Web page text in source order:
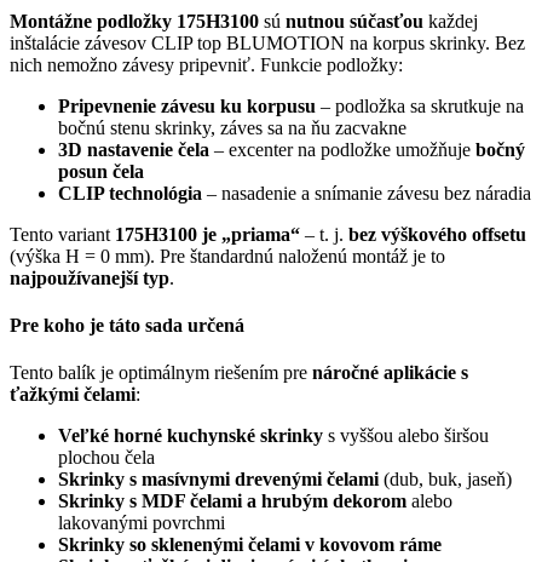
Montážne podložky 175H3100 sú nutnou súčasťou každej
inštalácie závesov CLIP top BLUMOTION na korpus skrinky. Bez
nich nemožno závesy pripevniť. Funkcie podložky:
Pripevnenie závesu ku korpusu – podložka sa skrutkuje na
bočnú stenu skrinky, záves sa na ňu zacvakne
3D nastavenie čela – excenter na podložke umožňuje bočný
posun čela
CLIP technológia – nasadenie a snímanie závesu bez náradia
Tento variant 175H3100 je „priama“ – t. j. bez výškového offsetu
(výška H = 0 mm). Pre štandardnú naloženú montáž je to
najpoužívanejší typ.
Pre koho je táto sada určená
Tento balík je optimálnym riešením pre náročné aplikácie s
ťažkými čelami:
Veľké horné kuchynské skrinky s vyššou alebo širšou
plochou čela
Skrinky s masívnymi drevenými čelami (dub, buk, jaseň)
Skrinky s MDF čelami a hrubým dekorom alebo
lakovanými povrchmi
Skrinky so sklenenými čelami v kovovom ráme